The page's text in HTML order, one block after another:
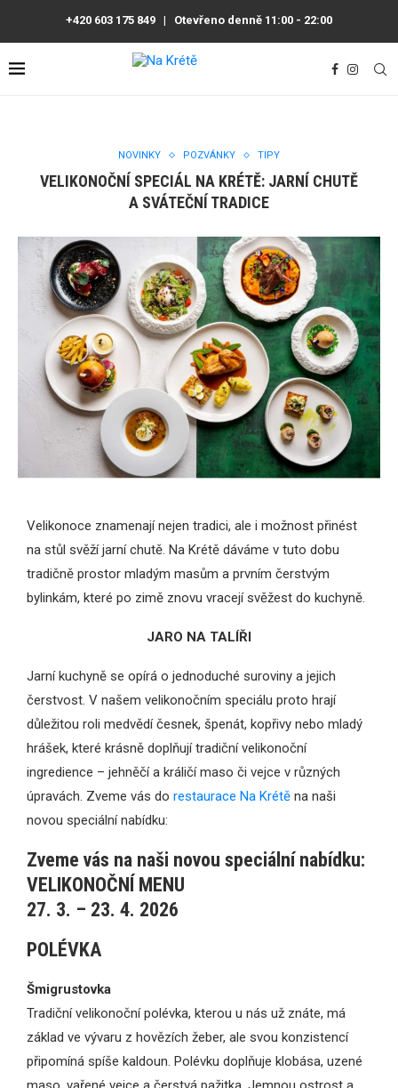
+420 603 175 849 | Otevřeno denně 11:00 - 22:00
NOVINKY POZVÁNKY TIPY
VELIKONOČNÍ SPECIÁL NA KRÉTĚ: JARNÍ CHUTĚ
A SVÁTEČNÍ TRADICE
Velikonoce znamenají nejen tradici, ale i možnost přinést
na stůl svěží jarní chutě. Na Krétě dáváme v tuto dobu
tradičně prostor mladým masům a prvním čerstvým
bylinkám, které po zimě znovu vracejí svěžest do kuchyně.
JARO NA TALÍŘI
Jarní kuchyně se opírá o jednoduché suroviny a jejich
čerstvost. V našem velikonočním speciálu proto hrají
důležitou roli medvědí česnek, špenát, kopřivy nebo mladý
hrášek, které krásně doplňují tradiční velikonoční
ingredience – jehněčí a králičí maso či vejce v různých
úpravách. Zveme vás do restaurace Na Krétě na naši
novou speciální nabídku:
Zveme vás na naši novou speciální nabídku:
VELIKONOČNÍ MENU
27. 3. – 23. 4. 2026
POLÉVKA
Šmigrustovka
Tradiční velikonoční polévka, kterou u nás už znáte, má
základ ve vývaru z hovězích žeber, ale svou konzistencí
připomíná spíše kaldoun. Polévku doplňuje klobása, uzené